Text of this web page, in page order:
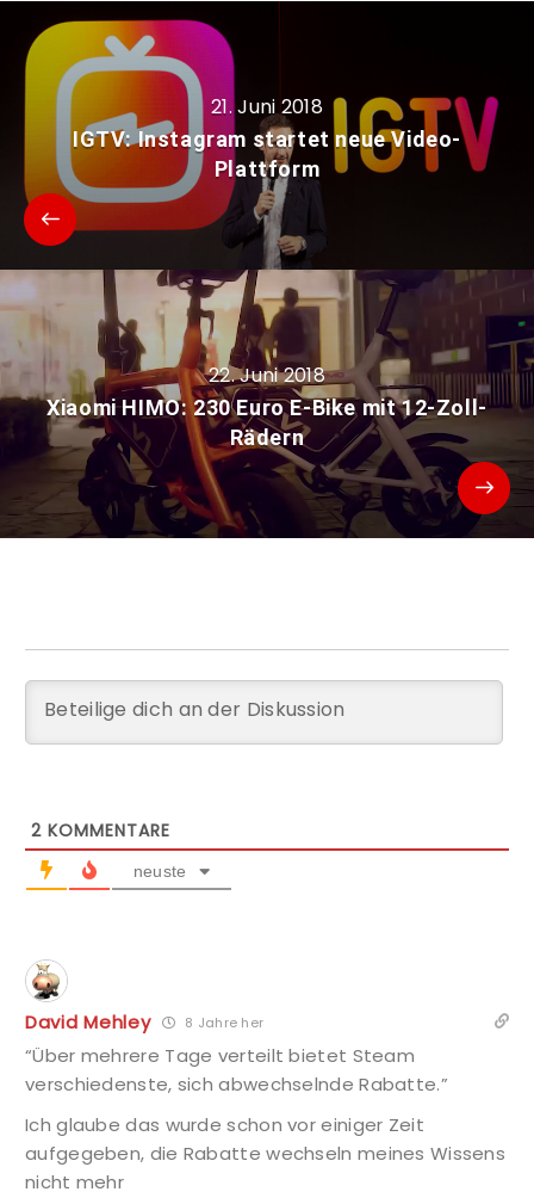
21. Juni 2018
IGTV: Instagram startet neue Video-
Plattform
22. Juni 2018
Xiaomi HIMO: 230 Euro E-Bike mit 12-Zoll-
Rädern
2 KOMMENTARE
neuste
David Mehley 8 Jahre her
“Über mehrere Tage verteilt bietet Steam
verschiedenste, sich abwechselnde Rabatte.”
Ich glaube das wurde schon vor einiger Zeit
aufgegeben, die Rabatte wechseln meines Wissens
nicht mehr